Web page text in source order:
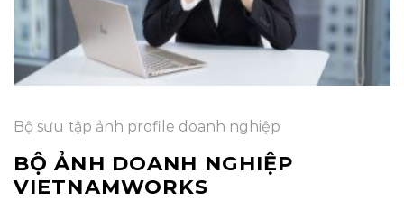
Bộ sưu tập ảnh profile doanh nghiệp
BỘ ẢNH DOANH NGHIỆP
VIETNAMWORKS